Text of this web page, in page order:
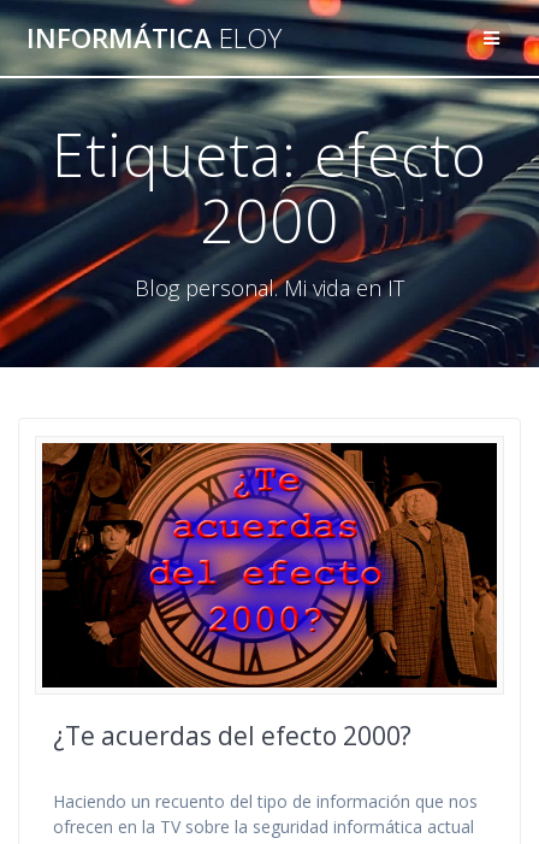
Saltar
al
contenido
INFORMÁTICAELOY
Etiqueta:efecto
2000
Blog personal. Mi vida en IT
¿Te acuerdas del efecto 2000?
Haciendo un recuento del tipo de información que nos
ofrecen en la TV sobre la seguridad informática actual